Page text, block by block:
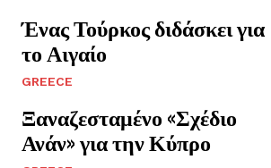
Ένας Τούρκος διδάσκει για
το Αιγαίο
GREECE
Ξαναζεσταμένο «Σχέδιο
Ανάν» για την Κύπρο